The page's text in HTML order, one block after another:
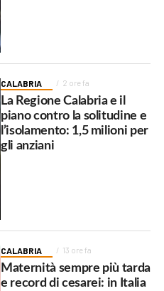
CALABRIA 2 ore fa
La Regione Calabria e il
piano contro la solitudine e
l’isolamento: 1,5 milioni per
gli anziani
CALABRIA 13 ore fa
Maternità sempre più tarda
e record di cesarei: in Italia